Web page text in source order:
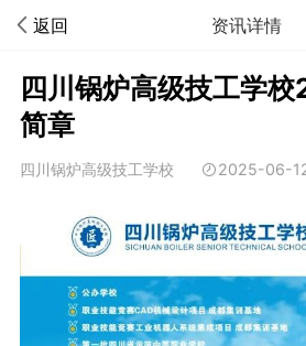
返回 资讯详情
四川锅炉高级技工学
简章
四川锅炉高级技工学校 2025-06-